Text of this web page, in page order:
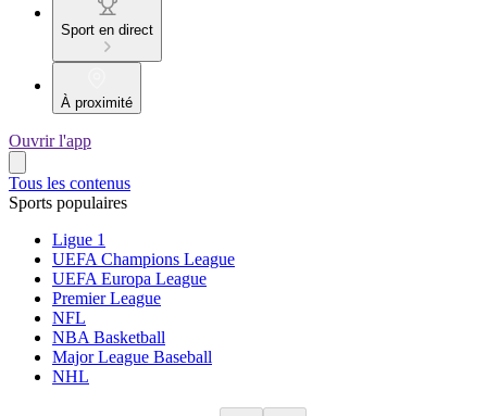
Sport en direct
À proximité
Ouvrir l'app
Tous les contenus
Sports populaires
Ligue 1
UEFA Champions League
UEFA Europa League
Premier League
NFL
NBA Basketball
Major League Baseball
NHL